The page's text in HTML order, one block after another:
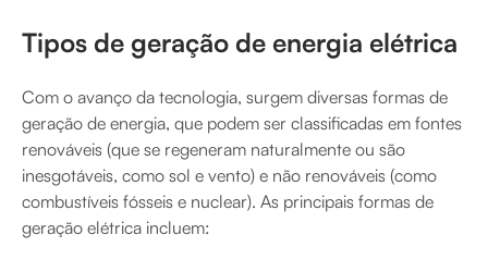
Tipos de geração de energia elétrica
Com o avanço da tecnologia, surgem diversas formas de
geração de energia, que podem ser classificadas em fontes
renováveis (que se regeneram naturalmente ou são
inesgotáveis, como sol e vento) e não renováveis (como
combustíveis fósseis e nuclear). As principais formas de
geração elétrica incluem: